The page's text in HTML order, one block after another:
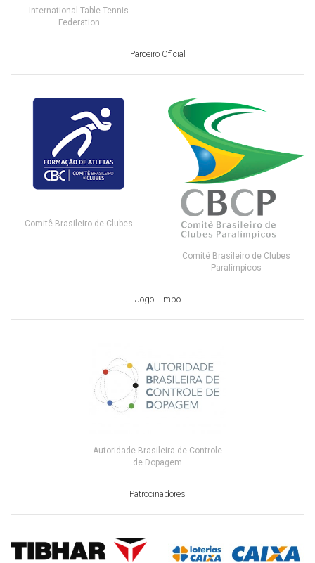
International Table Tennis
Federation
Parceiro Oficial
Comitê Brasileiro de Clubes
Comitê Brasileiro de Clubes
Paralímpicos
Jogo Limpo
Autoridade Brasileira de Controle
de Dopagem
Patrocinadores